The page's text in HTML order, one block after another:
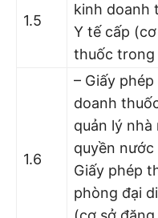
1.5
kinh doanh
Y tế cấp
thuốc trong
1.6
– Giấy
doanh
quản lý
quyền nước
Giấy phép
phòng đại